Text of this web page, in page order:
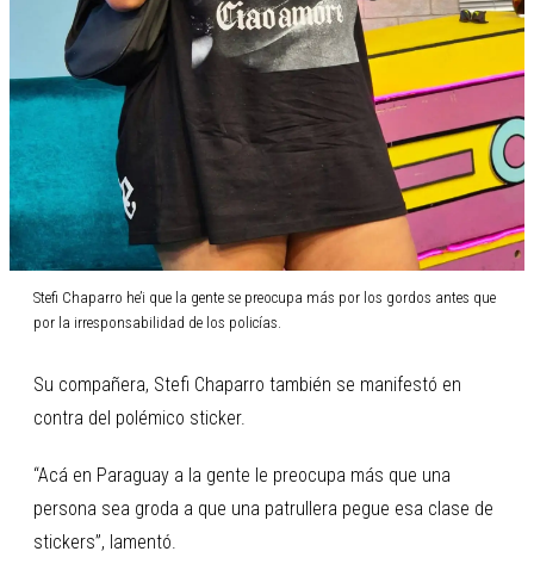
Stefi Chaparro he’i que la gente se preocupa más por los gordos antes que
por la irresponsabilidad de los policías.
Su compañera, Stefi Chaparro también se manifestó en
contra del polémico sticker.
“Acá en Paraguay a la gente le preocupa más que una
persona sea groda a que una patrullera pegue esa clase de
stickers”, lamentó.